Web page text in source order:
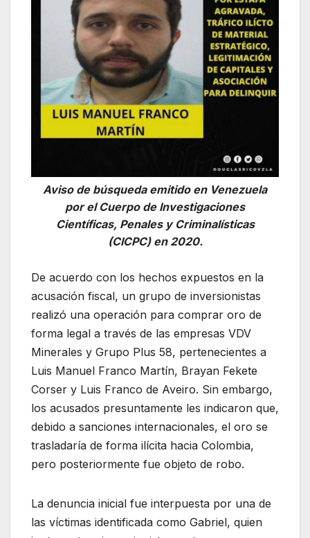
Aviso de búsqueda emitido en Venezuela
por el Cuerpo de Investigaciones
Científicas, Penales y Criminalísticas
(CICPC) en 2020.
De acuerdo con los hechos expuestos en la
acusación fiscal, un grupo de inversionistas
realizó una operación para comprar oro de
forma legal a través de las empresas VDV
Minerales y Grupo Plus 58, pertenecientes a
Luis Manuel Franco Martín, Brayan Fekete
Corser y Luis Franco de Aveiro. Sin embargo,
los acusados presuntamente les indicaron que,
debido a sanciones internacionales, el oro se
trasladaría de forma ilícita hacia Colombia,
pero posteriormente fue objeto de robo.
La denuncia inicial fue interpuesta por una de
las víctimas identificada como Gabriel, quien